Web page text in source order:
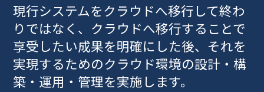
現行システムをクラウドへ移行して終わ
りではなく、クラウドへ移行することで
享受したい成果を明確にした後、それを
実現するためのクラウド環境の設計・構
築・運用・管理を実施します。